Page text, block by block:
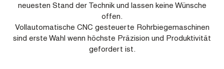
neuesten Stand der Technik und lassen keine Wünsche
offen.
Vollautomatische CNC gesteuerte Rohrbiegemaschinen
sind erste Wahl wenn höchste Präzision und Produktivität
gefordert ist.